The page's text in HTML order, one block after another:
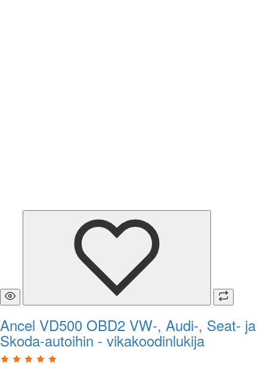
Ancel VD500 OBD2 VW-, Audi-, Seat- ja
Skoda-autoihin - vikakoodinlukija